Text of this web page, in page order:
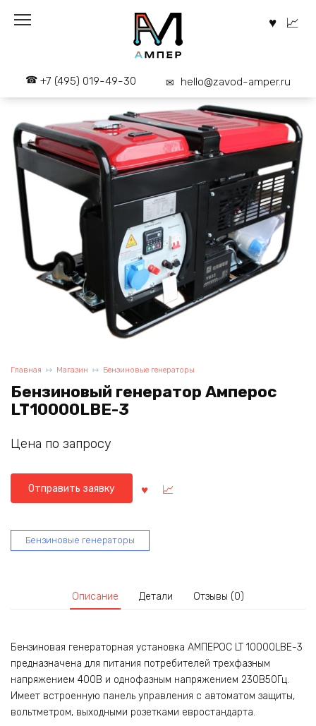
+7 (495) 019-49-30 hello@zavod-amper.ru
Главная Магазин Бензиновые генераторы
Бензиновый генератор Амперос
LT10000LBE-3
Цена по запросу
Отправить заявку
Бензиновые генераторы
Описание Детали Отзывы (0)
Бензиновая генераторная установка АМПЕРОС LT 10000LBE-3
предназначена для питания потребителей трехфазным
напряжением 400В и однофазным напряжением 230В50Гц.
Имеет встроенную панель управления с автоматом защиты,
вольтметром, выходными розетками евростандарта.